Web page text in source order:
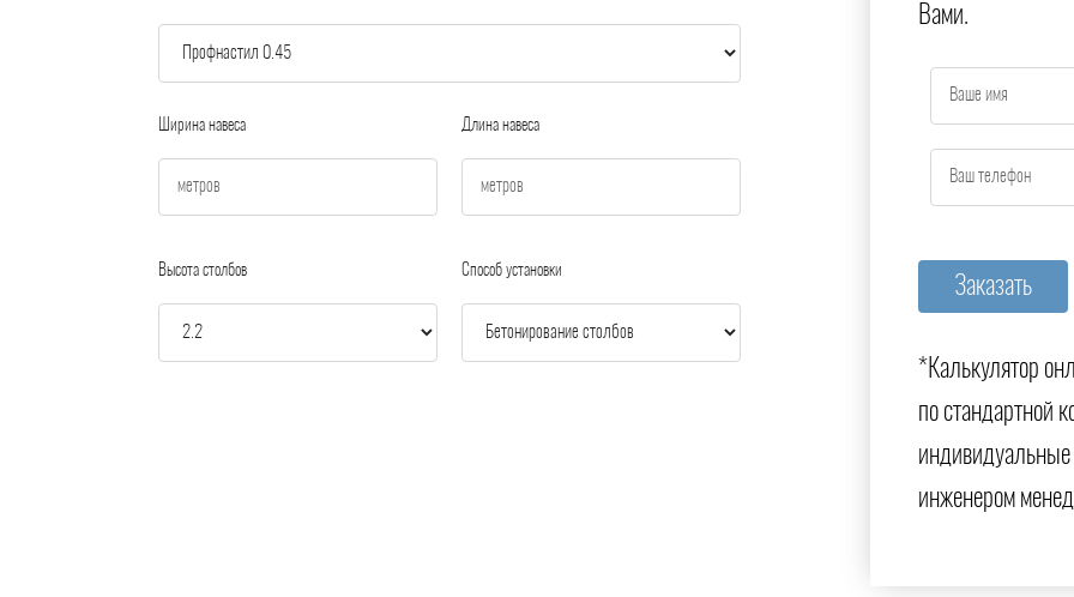
Ширина навеса Длина навеса
Высота столбов Способ установки
Вами.
*Калькулятор
по стандартной
инженером